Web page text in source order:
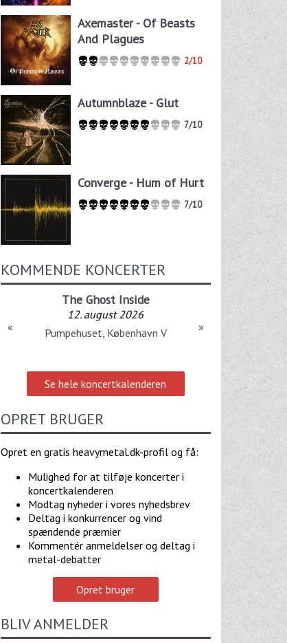
Axemaster - Of Beasts
And Plagues
2/10
Autumnblaze - Glut
7/10
Converge - Hum of Hurt
7/10
KOMMENDE KONCERTER
The Ghost Inside
12. august 2026
Pumpehuset, København V
« »
Se hele koncertkalenderen
OPRET BRUGER
Opret en gratis heavymetal.dk-profil og få:
Mulighed for at tilføje koncerter i
koncertkalenderen
Modtag nyheder i vores nyhedsbrev
Deltag i konkurrencer og vind
spændende præmier
Kommentér anmeldelser og deltag i
metal-debatter
Opret bruger
BLIV ANMELDER